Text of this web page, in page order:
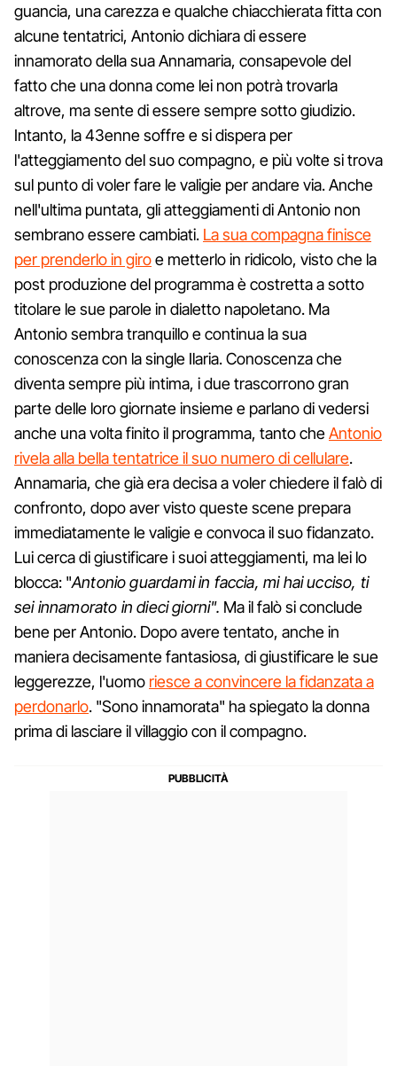
guancia, una carezza e qualche chiacchierata fitta con
alcune tentatrici, Antonio dichiara di essere
innamorato della sua Annamaria, consapevole del
fatto che una donna come lei non potrà trovarla
altrove, ma sente di essere sempre sotto giudizio.
Intanto, la 43enne soffre e si dispera per
l'atteggiamento del suo compagno, e più volte si trova
sul punto di voler fare le valigie per andare via. Anche
nell'ultima puntata, gli atteggiamenti di Antonio non
sembrano essere cambiati. La sua compagna finisce
per prenderlo in giroe metterlo in ridicolo, visto che la
post produzione del programma è costretta a sotto
titolare le sue parole in dialetto napoletano. Ma
Antonio sembra tranquillo e continua la sua
conoscenza con la single Ilaria. Conoscenza che
diventa sempre più intima, i due trascorrono gran
parte delle loro giornate insieme e parlano di vedersi
anche una volta finito il programma, tanto cheAntonio
rivela alla bella tentatrice il suo numero di cellulare.
Annamaria, che già era decisa a voler chiedere il falò di
confronto, dopo aver visto queste scene prepara
immediatamente le valigie e convoca il suo fidanzato.
Lui cerca di giustificare i suoi atteggiamenti, ma lei lo
blocca: "Antonio guardami in faccia, mi hai ucciso, ti
sei innamorato in dieci giorni". Ma il falò si conclude
bene per Antonio. Dopo avere tentato, anche in
maniera decisamente fantasiosa, di giustificare le sue
leggerezze, l'uomo riesce a convincere la fidanzata a
perdonarlo. "Sono innamorata" ha spiegato la donna
prima di lasciare il villaggio con il compagno.